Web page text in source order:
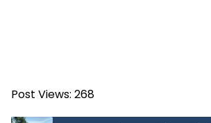
Post Views: 268